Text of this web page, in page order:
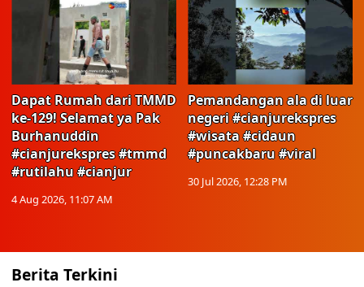
Dapat Rumah dari TMMD
ke-129! Selamat ya Pak
Burhanuddin
#cianjurekspres #tmmd
#rutilahu #cianjur
4 Aug 2026, 11:07 AM
Pemandangan ala di luar
negeri #cianjurekspres
#wisata #cidaun
#puncakbaru #viral
30 Jul 2026, 12:28 PM
Berita Terkini